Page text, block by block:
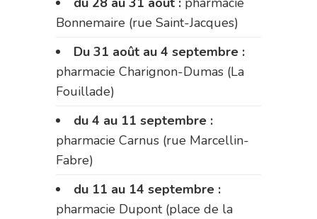
Bonnemaire (rue Saint-Jacques)
Du 31 août au 4 septembre :
pharmacie Charignon-Dumas (La
Fouillade)
du 4 au 11 septembre :
pharmacie Carnus (rue Marcellin-
Fabre)
du 11 au 14 septembre :
pharmacie Dupont (place de la